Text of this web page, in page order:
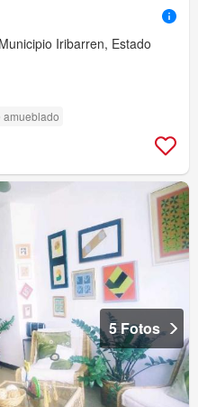
Iribarren, Estado
amueblado
5 Fotos